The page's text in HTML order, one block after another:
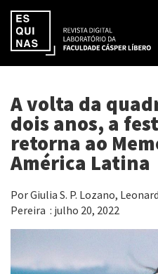
A volta da
dois anos, a
retorna ao
América Latina
Por Giulia S. P. Lozano,
Pereira : julho 20, 2022